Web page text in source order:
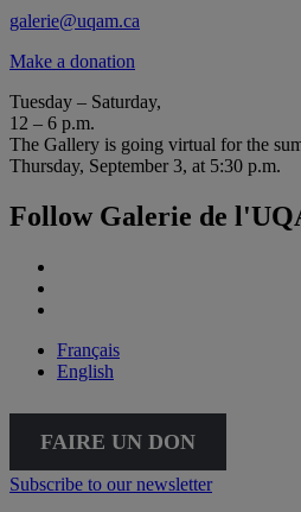
galerie@uqam.ca
Make a donation
Tuesday – Saturday,
12 – 6 p.m.
The Gallery is going virtual for the
Thursday, September 3, at 5:30 p.m.
Follow Galerie de
Français
English
FAIRE UN DON
Subscribe to our newsletter